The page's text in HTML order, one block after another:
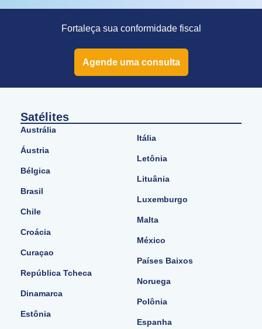
Fortaleça sua conformidade fiscal
Agende uma consulta
Satélites
Austrália
Áustria
Bélgica
Brasil
Chile
Croácia
Curaçao
República Tcheca
Dinamarca
Estônia
Itália
Letônia
Lituânia
Luxemburgo
Malta
México
Países Baixos
Noruega
Polônia
Espanha